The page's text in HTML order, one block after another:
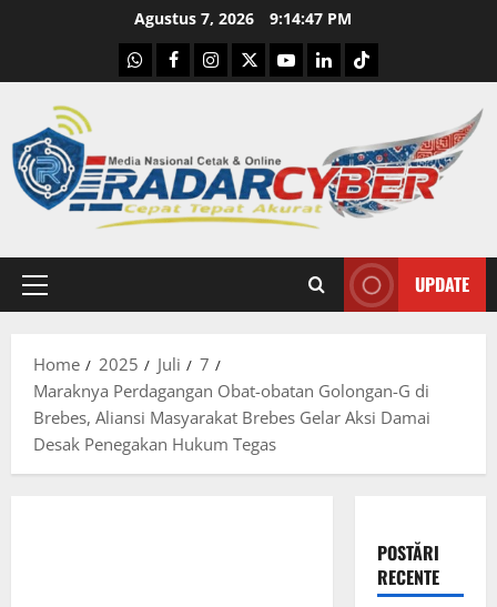
Agustus 7, 2026 9:14:48 PM
WhatsApp
Facebook
Instagram
X YoutubelinkedinTiktok
Primary
UPDATE
Home 2025 Juli
7
Maraknya Perdagangan Obat-obatan Golongan-G di
Brebes, Aliansi Masyarakat Brebes Gelar Aksi Damai
Desak Penegakan Hukum Tegas
POSTĂRI
RECENTE